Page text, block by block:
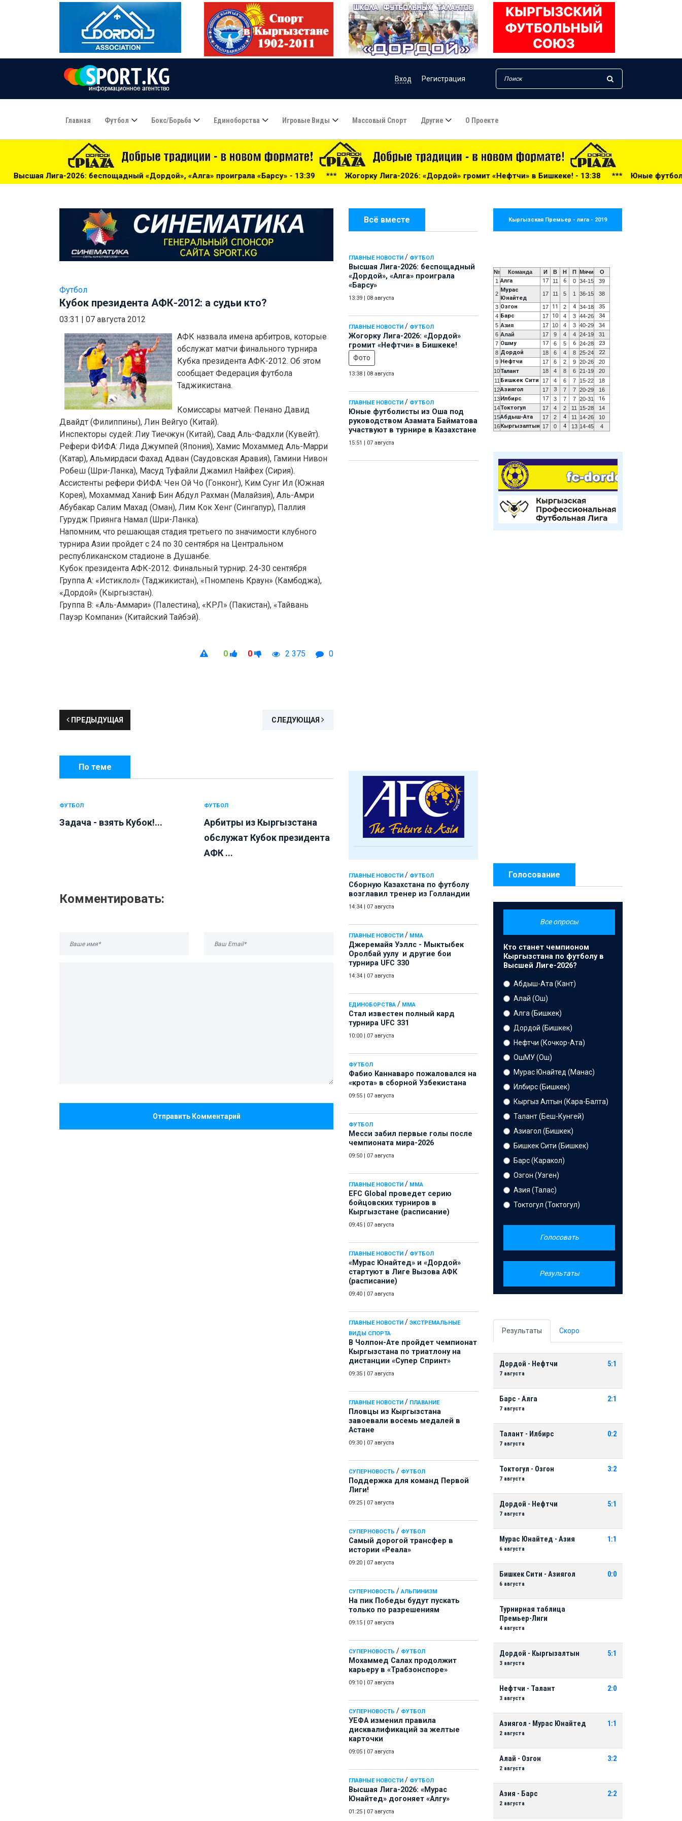
Вход Регистрация
Главная Футбол Бокс/борьба Единоборства Игровые Виды Массовый Спорт Другие О Проекте
«Дордой», «Алга» проиграла «Барсу» - 13:39 ***Жогорку Лига-2026: «Дордой» громит «Нефтчи» в Бишкеке! - 13:38 ***Юные футболисты из Оша под
Всё вместе
ГЛАВНЫЕ НОВОСТИ / ФУТБОЛ
Высшая Лига-2026: беспощадный
«Дордой», «Алга» проиграла
«Барсу»
13:39 08 августа
ГЛАВНЫЕ НОВОСТИ / ФУТБОЛ
Жогорку Лига-2026: «Дордой»
громит «Нефтчи» в Бишкеке!
Фото
13:38 08 августа
ГЛАВНЫЕ НОВОСТИ / ФУТБОЛ
Юные футболисты из Оша под
руководством Азамата Байматова
участвуют в турнире в Казахстане
15:51 07 августа
ГЛАВНЫЕ НОВОСТИ / ФУТБОЛ
Сборную Казахстана по футболу
возглавил тренер из Голландии
14:34 07 августа
ГЛАВНЫЕ НОВОСТИ / ММА
Джеремайя Уэллс - Мыктыбек
Оролбай уулу и другие бои
турнира UFC 330
14:34 07 августа
ЕДИНОБОРСТВА / ММА
Стал известен полный кард
турнира UFC 331
10:00 07 августа
ФУТБОЛ
Фабио Каннаваро пожаловался на
«крота» в сборной Узбекистана
09:55 07 августа
ФУТБОЛ
Месси забил первые голы после
чемпионата мира-2026
09:50 07 августа
ГЛАВНЫЕ НОВОСТИ / ММА
EFC Global проведет серию
бойцовских турниров в
Кыргызстане (расписание)
09:45 07 августа
ГЛАВНЫЕ НОВОСТИ / ФУТБОЛ
«Мурас Юнайтед» и «Дордой»
стартуют в Лиге Вызова АФК
(расписание)
09:40 07 августа
ГЛАВНЫЕ НОВОСТИ / ЭКСТРЕМАЛЬНЫЕ
ВИДЫ СПОРТА
В Чолпон-Ате пройдет чемпионат
Кыргызстана по триатлону на
дистанции «Супер Спринт»
09:35 07 августа
ГЛАВНЫЕ НОВОСТИ / ПЛАВАНИЕ
Пловцы из Кыргызстана
завоевали восемь медалей в
Астане
09:30 07 августа
СУПЕРНОВОСТЬ / ФУТБОЛ
Поддержка для команд Первой
Лиги!
09:25 07 августа
СУПЕРНОВОСТЬ / ФУТБОЛ
Самый дорогой трансфер в
истории «Реала»
09:20 07 августа
СУПЕРНОВОСТЬ / АЛЬПИНИЗМ
На пик Победы будут пускать
только по разрешениям
09:15 07 августа
СУПЕРНОВОСТЬ / ФУТБОЛ
Мохаммед Салах продолжит
карьеру в «Трабзонспоре»
09:10 07 августа
СУПЕРНОВОСТЬ / ФУТБОЛ
УЕФА изменил правила
дисквалификаций за желтые
карточки
09:05 07 августа
ГЛАВНЫЕ НОВОСТИ / ФУТБОЛ
Высшая Лига-2026: «Мурас
Юнайтед» догоняет «Алгу»
01:25 07 августа
Футбол
Кубок президента АФК-2012: а судьи кто?
03:31
07 августа 2012
АФК назвала имена арбитров, которые
обслужат матчи финального турнира
Кубка президента АФК-2012. Об этом
сообщает Федерация футбола
Таджикистана.
Комиссары матчей: Пенано Давид
Двайдт (Филиппины), Лин Вейгуо (Китай).
Инспекторы судей: Лиу Тиечжун (Китай), Саад Аль-Фадхли (Кувейт).
Рефери ФИФА: Лида Джумпей (Япония), Хамис Мохаммед Аль-Марри
(Катар), Альмирдаси Фахад Адван (Саудовская Аравия), Гамини Нивон
Робеш (Шри-Ланка), Масуд Туфайли Джамил Найфех (Сирия).
Ассистенты рефери ФИФА: Чен Ой Чо (Гонконг), Ким Сунг Ил (Южная
Корея), Мохаммад Ханиф Бин Абдул Рахман (Малайзия), Аль-Амри
Абубакар Салим Махад (Оман), Лим Кок Хенг (Сингапур), Паллия
Гурудж Приянга Намал (Шри-Ланка).
Напомним, что решающая стадия третьего по значимости клубного
турнира Азии пройдет с 24 по 30 сентября на Центральном
республиканском стадионе в Душанбе.
Кубок президента АФК-2012. Финальный турнир. 24-30 сентября
Группа А: «Истиклол» (Таджикистан), «Пномпень Краун» (Камбоджа),
«Дордой» (Кыргызстан).
Группа В: «Аль-Аммари» (Палестина), «КРЛ» (Пакистан), «Тайвань
Пауэр Компани» (Китайский Тайбэй).
0 0 2 375 0
ПРЕДЫДУЩАЯ СЛЕДУЮЩАЯ
По теме
ФУТБОЛ
Задача - взять Кубок!...
ФУТБОЛ
Арбитры из Кыргызстана
обслужат Кубок президента
АФК ...
Комментировать:
Отправить Комментарий
Кыргызская Премьер - лига - 2019
№ Команда И В Н П Мячи
О
1 Алга 17 11 6 0 34-15 39
2
Мурас
Юнайтед
17 11 5 1 36-15 38
3 Озгон 17 11 2 4 34-18 35
4 Барс 17 10 4 3 44-26 34
5 Азия 17 10 4 3 40-29
34
6 Алай 17 9 4 4 24-19
31
7 Ошму 17 6 5 6 24-28 23
8 Дордой 18 6 4 8 25-24 22
9 Нефтчи 17 6 2 9 20-26
20
10Талант 18 4 8 6 21-19
20
11 Бишкек Сити 17 4 6 7 15-22
18
12Азиягол 17 3 7 7 20-29
16
13 Илбирс 17 3 7 7 20-31 16
14Токтогул 17 4 2 11 15-28
14
15Абдыш-Ата 17 2 4 11 14-26
10
16 Кыргызалтын 17 0 4 13 14-45 4
Голосование
Все опросы
Кто станет чемпионом
Кыргызстана по футболу в
Высшей Лиге-2026?
Абдыш-Ата (Кант)
Алай (Ош)
Алга (Бишкек)
Дордой (Бишкек)
Нефтчи (Кочкор-Ата)
ОшМУ (Ош)
Мурас Юнайтед (Манас)
Илбирс (Бишкек)
Кыргыз Алтын (Кара-Балта)
Талант (Беш-Кунгей)
Азиагол (Бишкек)
Бишкек Сити (Бишкек)
Барс (Каракол)
Озгон (Узген)
Азия (Талас)
Токтогул (Токтогул)
Голосовать
Результаты
Результаты Скоро
Дордой - Нефтчи
7 августа
5:1
Барс - Алга
7 августа
2:1
Талант - Илбирс
7 августа
0:2
Токтогул - Озгон
7 августа
3:2
Дордой - Нефтчи
7 августа
5:1
Мурас Юнайтед - Азия
6 августа
1:1
Бишкек Сити - Азиягол
6 августа
0:0
Турнирная таблица
Премьер-Лиги
4 августа
Дордой - Кыргызалтын
3 августа
5:1
Нефтчи - Талант
3 августа
2:0
Азиягол - Мурас Юнайтед
2 августа
1:1
Алай - Озгон
2 августа
3:2
Азия - Барс
2 августа
2:2